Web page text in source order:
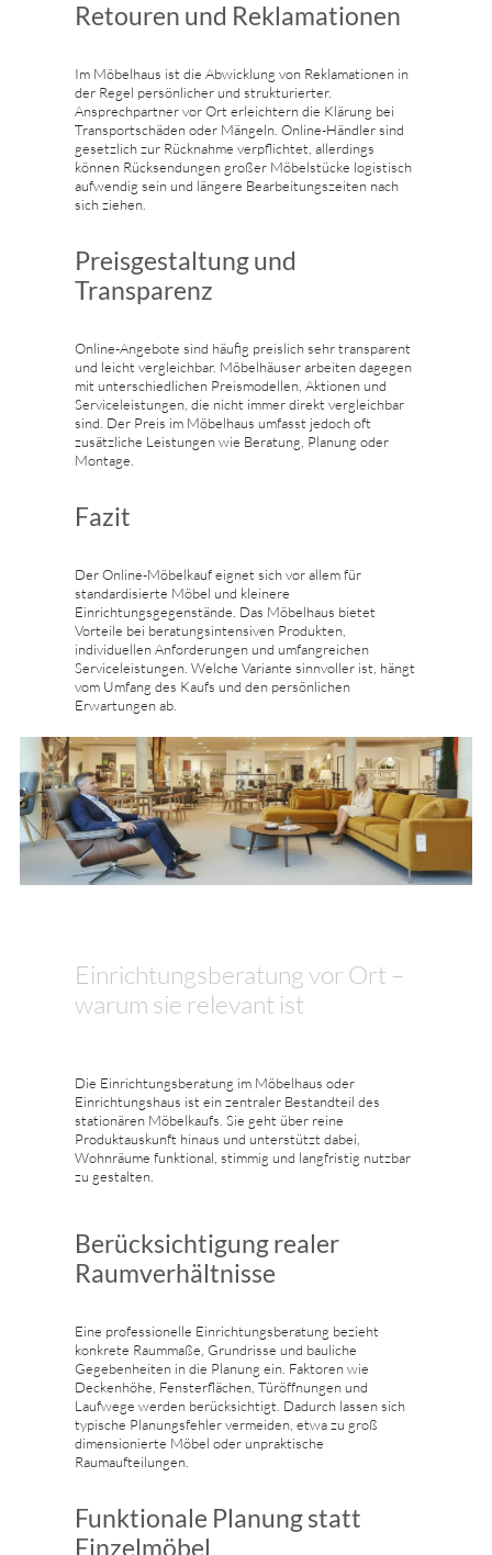
Retouren und Reklamationen
Im Möbelhaus ist die Abwicklung von Reklamationen in
der Regel persönlicher und strukturierter.
Ansprechpartner vor Ort erleichtern die Klärung bei
Transportschäden oder Mängeln. Online-Händler sind
gesetzlich zur Rücknahme verpflichtet, allerdings
können Rücksendungen großer Möbelstücke logistisch
aufwendig sein und längere Bearbeitungszeiten nach
sich ziehen.
Preisgestaltung und
Transparenz
Online-Angebote sind häufig preislich sehr transparent
und leicht vergleichbar. Möbelhäuser arbeiten dagegen
mit unterschiedlichen Preismodellen, Aktionen und
Serviceleistungen, die nicht immer direkt vergleichbar
sind. Der Preis im Möbelhaus umfasst jedoch oft
zusätzliche Leistungen wie Beratung, Planung oder
Montage.
Fazit
Der Online-Möbelkauf eignet sich vor allem für
standardisierte Möbel und kleinere
Einrichtungsgegenstände. Das Möbelhaus bietet
Vorteile bei beratungsintensiven Produkten,
individuellen Anforderungen und umfangreichen
Serviceleistungen. Welche Variante sinnvoller ist, hängt
vom Umfang des Kaufs und den persönlichen
Erwartungen ab.
Einrichtungsberatung vor Ort –
warum sie relevant ist
Die Einrichtungsberatung im Möbelhaus oder
Einrichtungshaus ist ein zentraler Bestandteil des
stationären Möbelkaufs. Sie geht über reine
Produktauskunft hinaus und unterstützt dabei,
Wohnräume funktional, stimmig und langfristig nutzbar
zu gestalten.
Berücksichtigung realer
Raumverhältnisse
Eine professionelle Einrichtungsberatung bezieht
konkrete Raummaße, Grundrisse und bauliche
Gegebenheiten in die Planung ein. Faktoren wie
Deckenhöhe, Fensterflächen, Türöffnungen und
Laufwege werden berücksichtigt. Dadurch lassen sich
typische Planungsfehler vermeiden, etwa zu groß
dimensionierte Möbel oder unpraktische
Raumaufteilungen.
Funktionale Planung statt
Einzelmöbel